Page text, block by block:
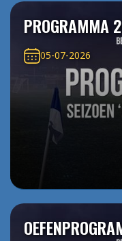
PROGRAMMA
05-07-2026